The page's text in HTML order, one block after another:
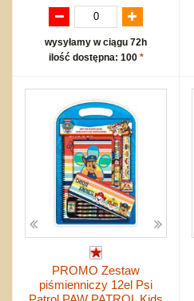
wysyłamy w ciągu 72h
ilość dostępna: 100 *
PROMO Zestaw
piśmienniczy 12el Psi